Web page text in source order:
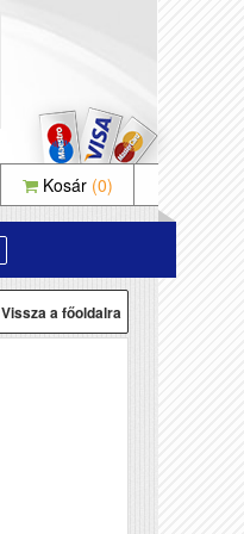
Kosár (0)
Vissza a főoldalra